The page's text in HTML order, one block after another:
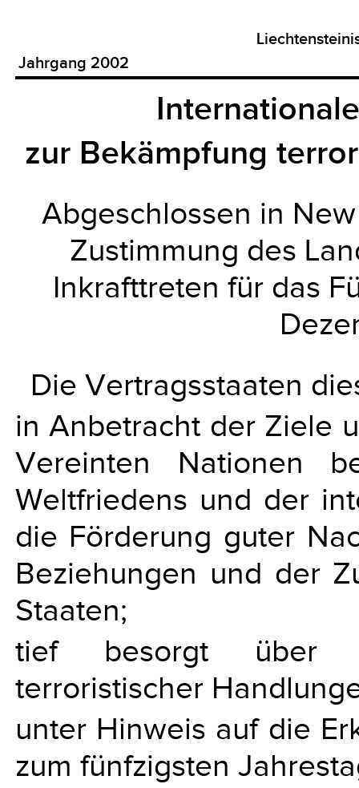
Jahrgang 2002
zur Bekämpfung
Abgeschlossen in
Zustimmung des
Inkrafttreten für das
Die Vertragsstaaten
in Anbetracht der Ziele
Vereinten Nationen
Weltfriedens und der
die Förderung guter
Beziehungen und der
Staaten;
tief besorgt über
terroristischer
unter Hinweis auf die
zum fünfzigsten